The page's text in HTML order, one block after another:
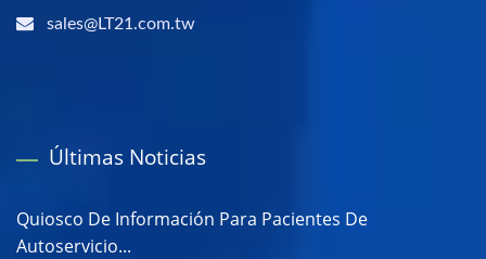
sales@LT21.com.tw
Últimas Noticias
Quiosco De Información Para Pacientes De
Autoservicio...